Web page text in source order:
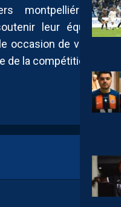
montpelliérains,
leur équipe,
occasion de vibrer
de la compétition.